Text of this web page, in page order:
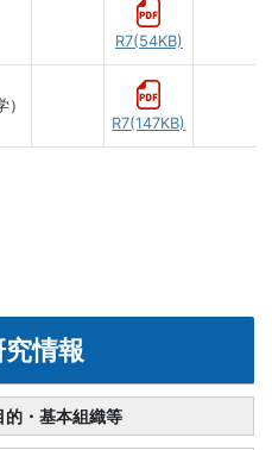
R7(54KB)
R7(147KB)
情報
的・基本組織等